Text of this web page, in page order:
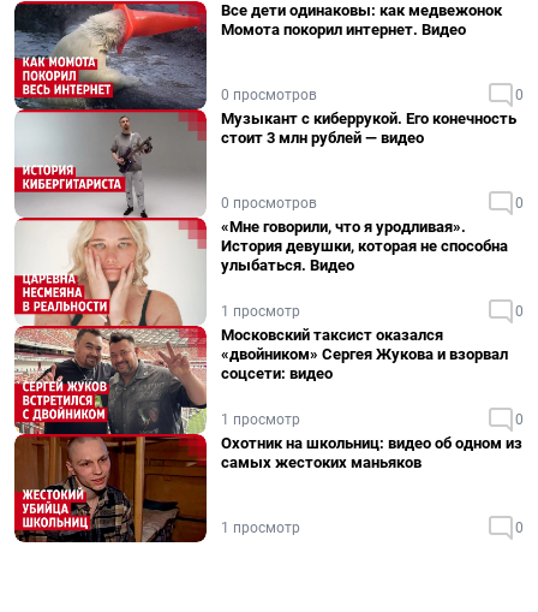
Все дети одинаковы: как медвежонок
Момота покорил интернет. Видео
0 просмотров 0
Музыкант с киберрукой. Его конечность
стоит 3 млн рублей — видео
0 просмотров 0
«Мне говорили, что я уродливая».
История девушки, которая не способна
улыбаться. Видео
1 просмотр 0
Московский таксист оказался
«двойником» Сергея Жукова и взорвал
соцсети: видео
1 просмотр 0
Охотник на школьниц: видео об одном из
самых жестоких маньяков
1 просмотр 0